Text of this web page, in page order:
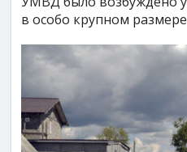
в особо крупном